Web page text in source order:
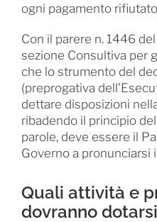
ogni pagamento
Con il parere n. 1446
sezione Consultiva per
che lo strumento del
(preprogativa
dettare disposizioni
ribadendo il principio
parole, deve essere il
Governo a pronunciarsi
Quali attività e
dovranno